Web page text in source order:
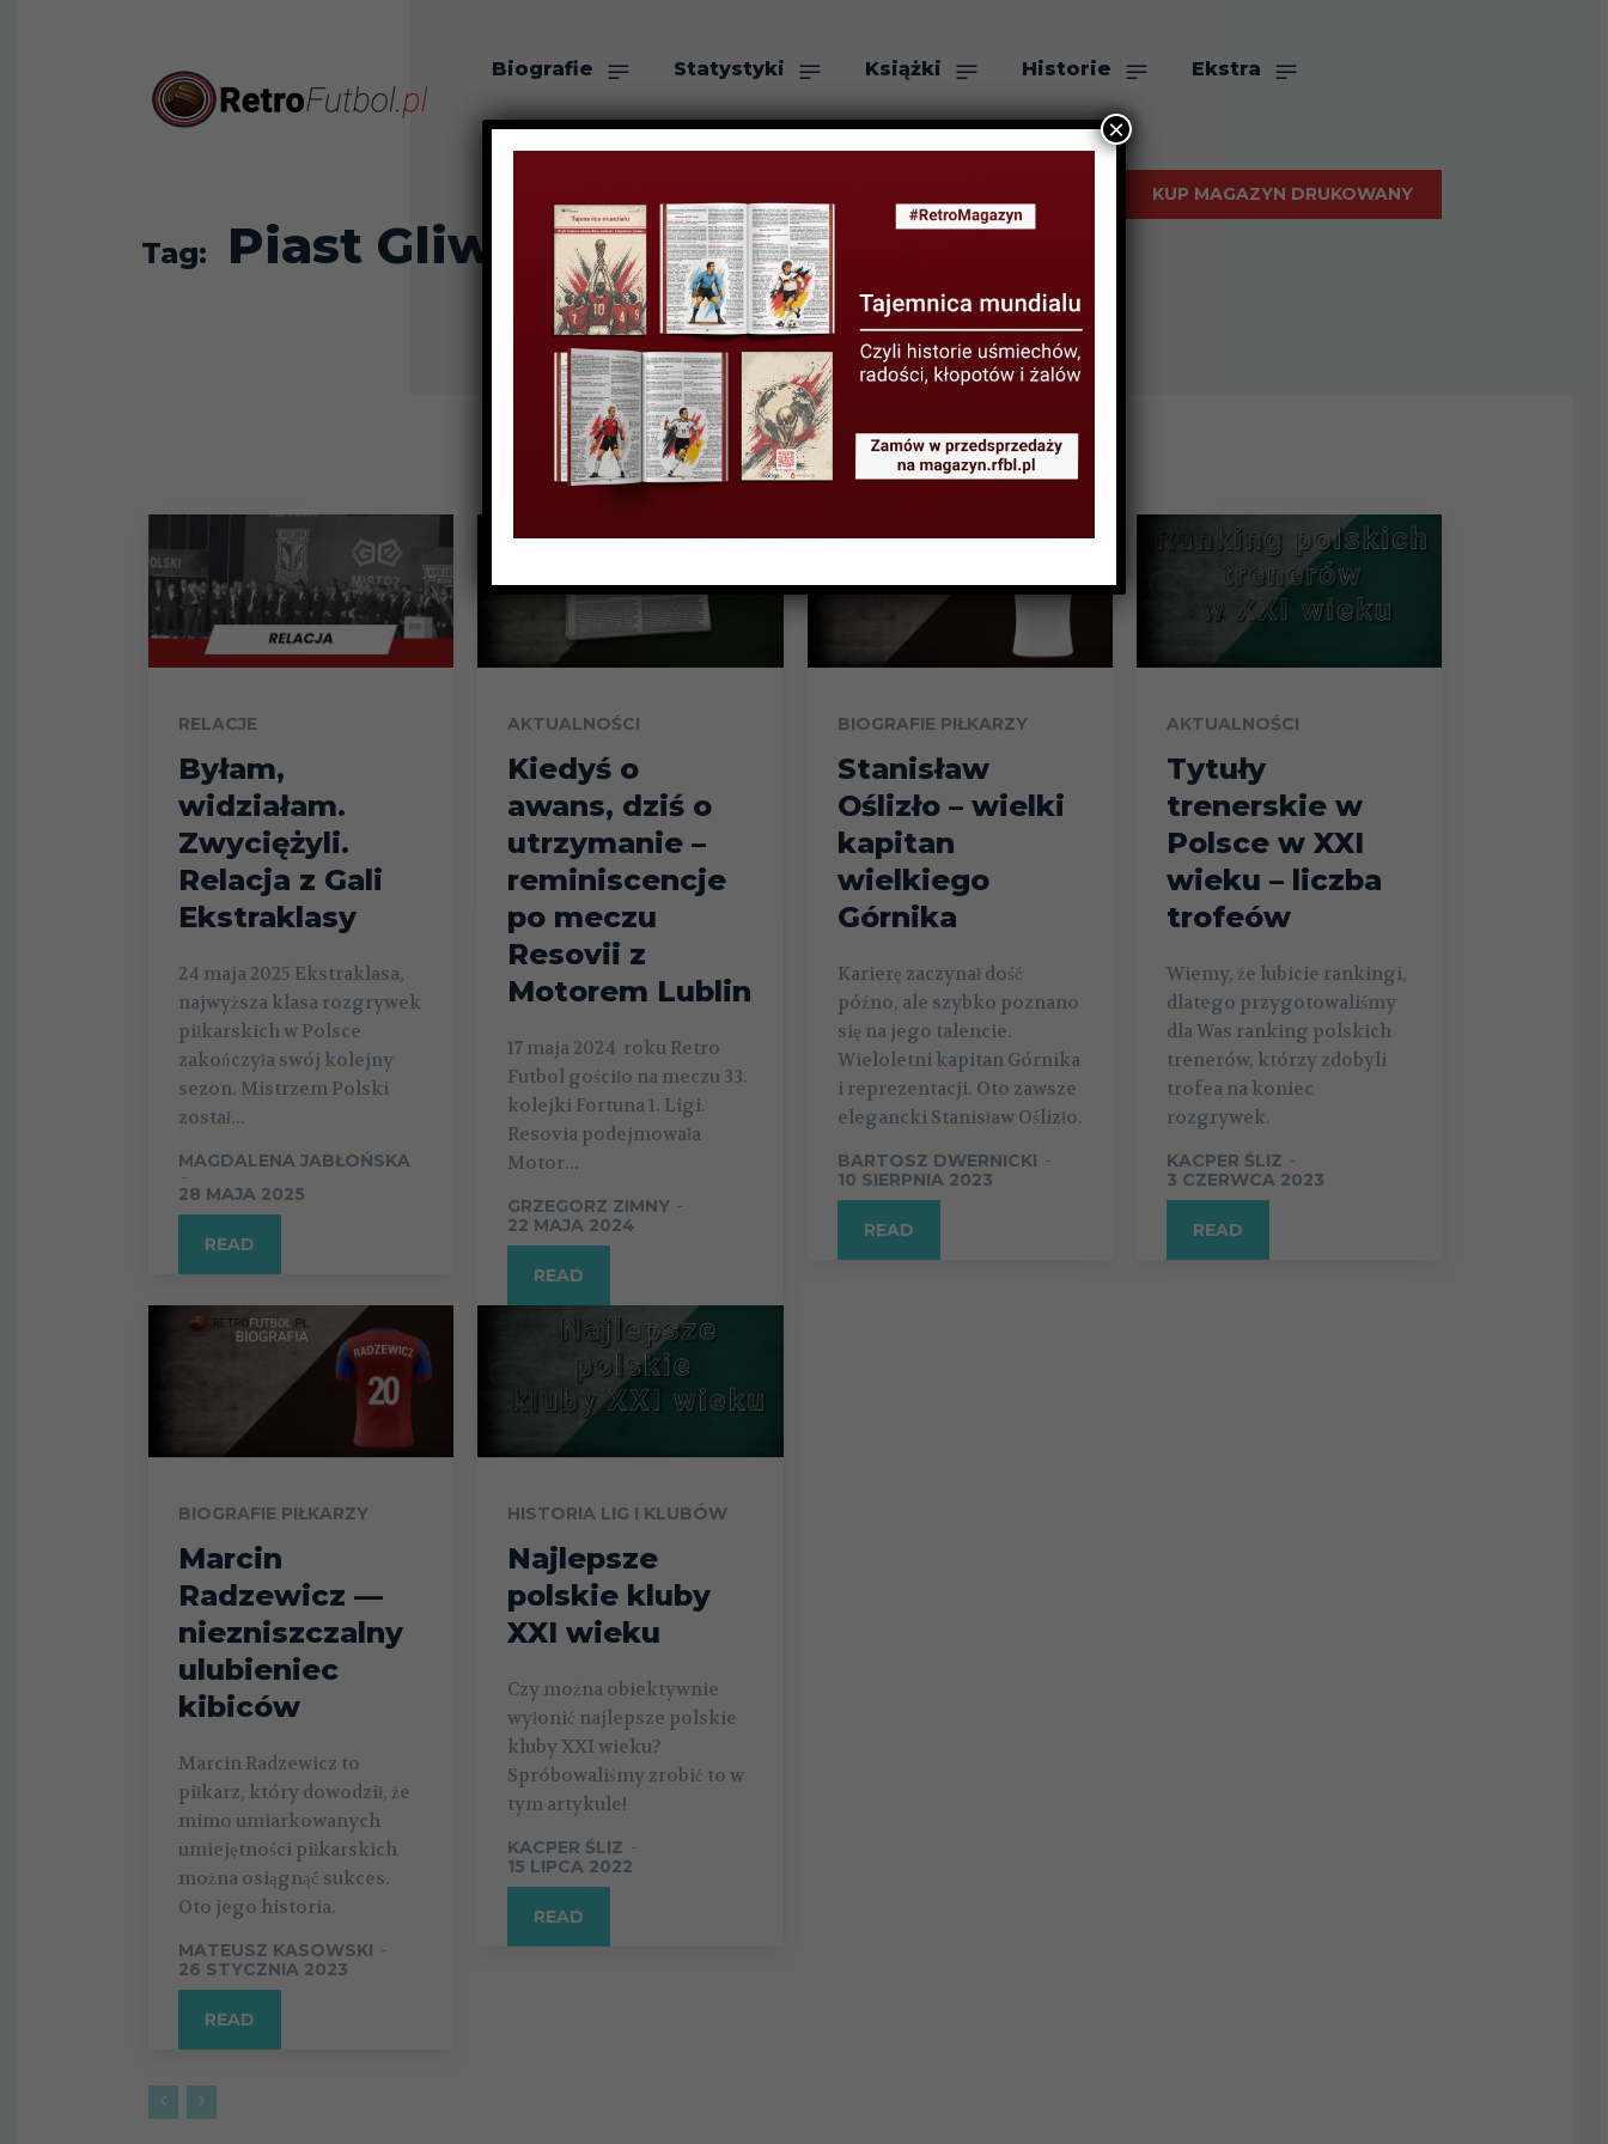
Biografie Statystyki Książki Historie Ekstra
O nas
KUP MAGAZYN DRUKOWANY
Tag: Piast Gliwice
RELACJE
Byłam,
widziałam.
Zwyciężyli.
Relacja z Gali
Ekstraklasy
24 maja 2025 Ekstraklasa,
najwyższa klasa rozgrywek
piłkarskich w Polsce
zakończyła swój kolejny
sezon. Mistrzem Polski
został...
MAGDALENA JABŁOŃSKA
-
28 MAJA 2025
READ
AKTUALNOŚCI
Kiedyś o
awans, dziś o
utrzymanie –
reminiscencje
po meczu
Resovii z
Motorem Lublin
17 maja 2024 roku Retro
Futbol gościło na meczu 33.
kolejki Fortuna 1. Ligi.
Resovia podejmowała
Motor...
GRZEGORZ ZIMNY -
22 MAJA 2024
READ
BIOGRAFIE PIŁKARZY
Stanisław
Oślizło – wielki
kapitan
wielkiego
Górnika
Karierę zaczynał dość
późno, ale szybko poznano
się na jego talencie.
Wieloletni kapitan Górnika
i reprezentacji. Oto zawsze
elegancki Stanisław Oślizło.
BARTOSZ DWERNICKI -
10 SIERPNIA 2023
READ
AKTUALNOŚCI
Tytuły
trenerskie w
Polsce w XXI
wieku – liczba
trofeów
Wiemy, że lubicie rankingi,
dlatego przygotowaliśmy
dla Was ranking polskich
trenerów, którzy zdobyli
trofea na koniec
rozgrywek.
KACPER ŚLIZ -
3 CZERWCA 2023
READ
BIOGRAFIE PIŁKARZY
Marcin
Radzewicz —
niezniszczalny
ulubieniec
kibiców
Marcin Radzewicz to
piłkarz, który dowodził, że
mimo umiarkowanych
umiejętności piłkarskich
można osiągnąć sukces.
Oto jego historia.
MATEUSZ KASOWSKI -
26 STYCZNIA 2023
READ
HISTORIA LIG I KLUBÓW
Najlepsze
polskie kluby
XXI wieku
Czy można obiektywnie
wyłonić najlepsze polskie
kluby XXI wieku?
Spróbowaliśmy zrobić to w
tym artykule!
KACPER ŚLIZ -
15 LIPCA 2022
READ
×